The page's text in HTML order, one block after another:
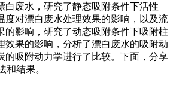
白废水，研究了静态吸附条件下活性
度对漂白废水处理效果的影响，以及流
的影响，研究了动态吸附条件下吸附柱
效果的影响，分析了漂白废水的吸附动
的吸附动力学进行了比较。下面，分享
和结果。